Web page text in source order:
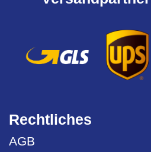
Rechtliches
AGB